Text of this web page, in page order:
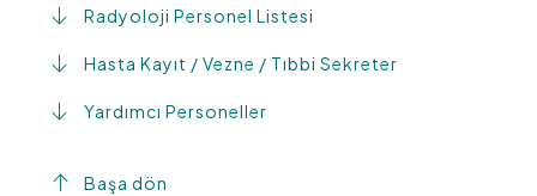
Radyoloji Personel Listesi
Hasta Kayıt / Vezne / Tıbbi Sekreter
Yardımcı Personeller
Başa dön